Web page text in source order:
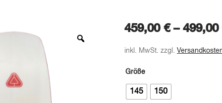
459,00 €– 499,00
inkl. MwSt. zzgl.
Größe
145 150